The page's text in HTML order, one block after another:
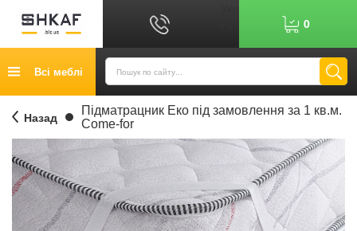
Публічний договір
Повернення товару
Оплата
Доставка
0 6 7 Показати номер
0
Всі меблі
Назад
Підматрацник Еко під замовлення за 1 кв.м.
Come-for